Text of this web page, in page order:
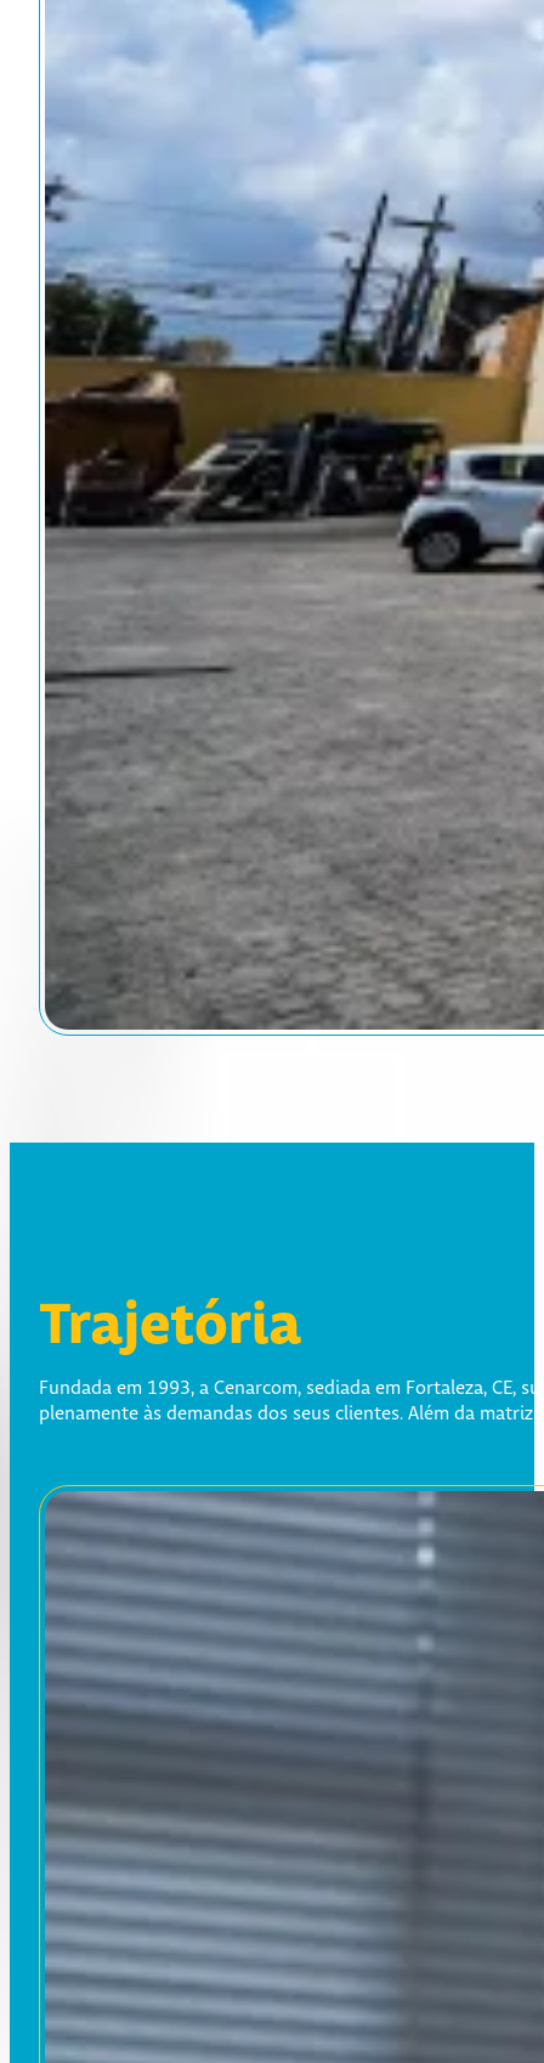
Trajetória
Fundada em 1993, a Cenarcom, sediada em Fortaleza,
plenamente às demandas dos seus clientes. Além da